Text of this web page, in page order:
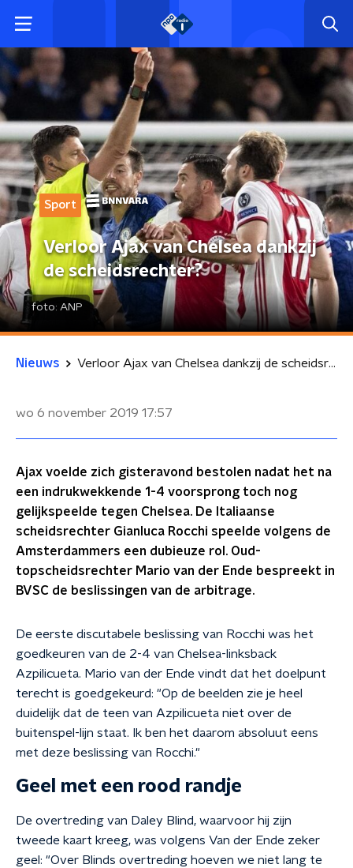
Sport
Verloor Ajax van Chelsea dankzij
de scheidsrechter?
foto: ANP
Nieuws Verloor Ajax van Chelsea dankzij de scheidsrechter?
wo 6 november 2019 17:57
Ajax voelde zich gisteravond bestolen nadat het na
een indrukwekkende 1-4 voorsprong toch nog
gelijkspeelde tegen Chelsea. De Italiaanse
scheidsrechter Gianluca Rocchi speelde volgens de
Amsterdammers een dubieuze rol. Oud-
topscheidsrechter Mario van der Ende bespreekt in
BVSC de beslissingen van de arbitrage.
De eerste discutabele beslissing van Rocchi was het
goedkeuren van de 2-4 van Chelsea-linksback
Azpilicueta. Mario van der Ende vindt dat het doelpunt
terecht is goedgekeurd: "Op de beelden zie je heel
duidelijk dat de teen van Azpilicueta niet over de
buitenspel-lijn staat. Ik ben het daarom absoluut eens
met deze beslissing van Rocchi."
Geel met een rood randje
De overtreding van Daley Blind, waarvoor hij zijn
tweede kaart kreeg, was volgens Van der Ende zeker
geel: "Over Blinds overtreding hoeven we niet lang te